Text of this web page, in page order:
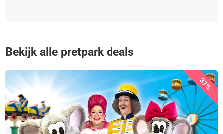
Bekijk alle pretpark deals
37%